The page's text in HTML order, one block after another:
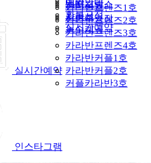
카라반프렌즈1호
카라반프렌즈2호
카라반프렌즈3호
카라반프렌즈4호
카라반커플1호
카라반커플2호
커플카라반3호
잔디정원
천연수영장
쁘띠프랑스
자라섬
녹수계곡
환불규정
실시간예약
실시간예약
인스타그램